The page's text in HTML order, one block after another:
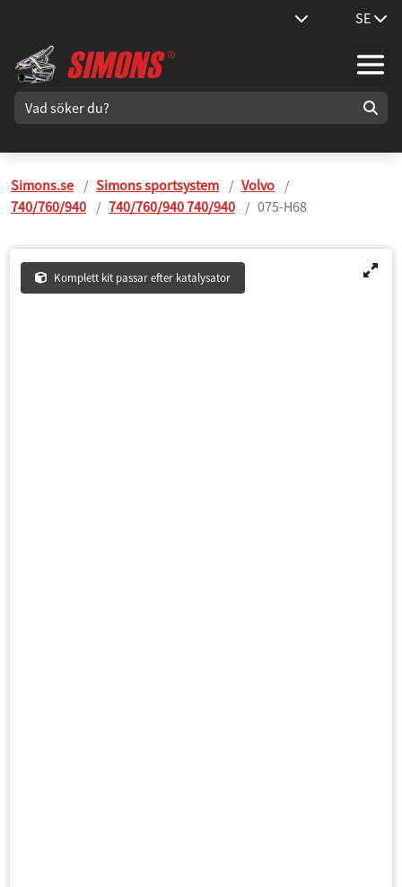
SE
Simons.se Simons sportsystem
Volvo
740/760/940
740/760/940 740/940 075-H68
Komplett kit passar efter katalysator